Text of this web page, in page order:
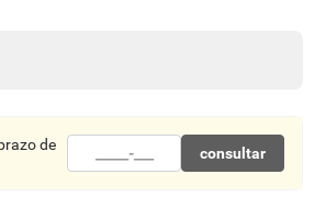
de
consultar